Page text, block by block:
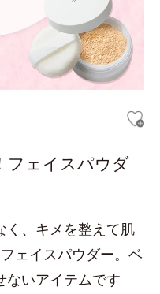
フェイスパウダ
く、キメを整えて肌
ェイスパウダー。ベ
ないアイテムです